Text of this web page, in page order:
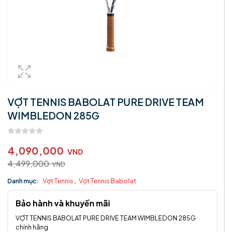
VỢT TENNIS BABOLAT PURE DRIVE TEAM
WIMBLEDON 285G
4,090,000 VND
4,499,000VND
Danh mục: Vợt Tennis , Vợt Tennis Babolat
Bảo hành và khuyến mãi
VỢT TENNIS BABOLAT PURE DRIVE TEAM WIMBLEDON 285G
chính hãng